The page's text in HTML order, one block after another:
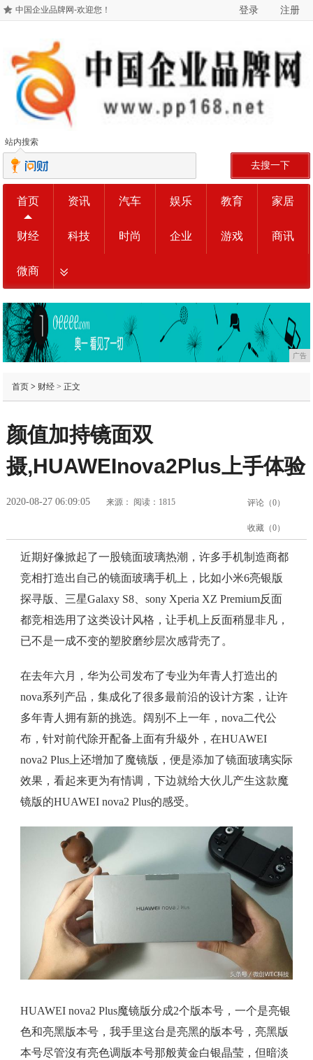
中国企业品牌网-欢迎您！ 登录 注册
站内搜索
去搜一下
首页 资讯 汽车 娱乐 教育 家居
财经 科技 时尚 企业 游戏 商讯
微商
广告
首页> 财经> 正文
颜值加持镜面双
摄,HUAWEInova2Plus上手体验
2020-08-27 06:09:05 来源： 阅读：1815 评论（0）
收藏（0）
近期好像掀起了一股镜面玻璃热潮，许多手机制造商都
竞相打造出自己的镜面玻璃手机上，比如小米6亮银版
探寻版、三星Galaxy S8、sony Xperia XZ Premium反面
都竞相选用了这类设计风格，让手机上反面稍显非凡，
已不是一成不变的塑胶磨纱层次感背壳了。
在去年六月，华为公司发布了专业为年青人打造出的
nova系列产品，集成化了很多最前沿的设计方案，让许
多年青人拥有新的挑选。阔别不上一年，nova二代公
布，针对前代除开配备上面有升級外，在HUAWEI
nova2 Plus上还增加了魔镜版，便是添加了镜面玻璃实际
效果，看起来更为有情调，下边就给大伙儿产生这款魔
镜版的HUAWEI nova2 Plus的感受。
HUAWEI nova2 Plus魔镜版分成2个版本号，一个是亮银
色和亮黑版本号，我手里这台是亮黑的版本号，亮黑版
本号尽管沒有亮色调版本号那般黄金白银晶莹，但暗淡